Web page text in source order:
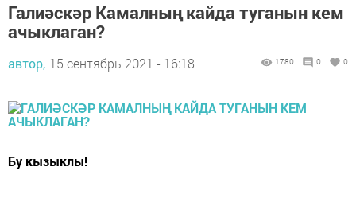
Галиәскәр Камалның кайда туганын кем
ачыклаган?
автор, 15 сентябрь 2021 - 16:18 1780 0 0
Бу кызыклы!